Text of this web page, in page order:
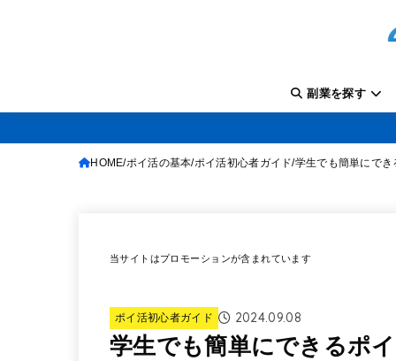
副業を探す
HOME ポイ活の基本 ポイ活初心者ガイド 学生でも簡単にでき
当サイトはプロモーションが含まれています
ポイ活初心者ガイド 2024.09.08
学生でも簡単にできるポ